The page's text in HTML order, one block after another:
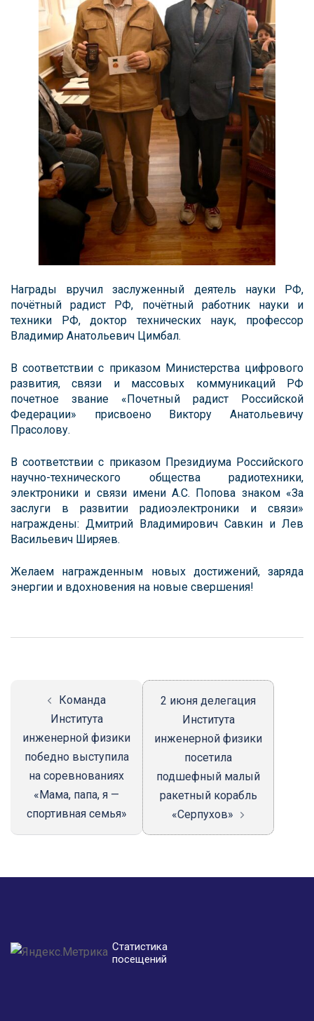
Награды вручил заслуженный деятель науки РФ,
почётный радист РФ, почётный работник науки и
техники РФ, доктор технических наук, профессор
Владимир Анатольевич Цимбал.
В соответствии с приказом Министерства цифрового
развития, связи и массовых коммуникаций РФ
почетное звание «Почетный радист Российской
Федерации» присвоено Виктору Анатольевичу
Прасолову.
В соответствии с приказом Президиума Российского
научно-технического общества радиотехники,
электроники и связи имени А.С. Попова знаком «За
заслуги в развитии радиоэлектроники и связи»
награждены: Дмитрий Владимирович Савкин и Лев
Васильевич Ширяев.
Желаем награжденным новых достижений, заряда
энергии и вдохновения на новые свершения!
Навигация
Команда
Института
инженерной физики
победно выступила
на соревнованиях
«Мама, папа, я —
спортивная семья»
2 июня делегация
Института
инженерной физики
посетила
подшефный малый
ракетный корабль
«Серпухов»
Статистика
посещений